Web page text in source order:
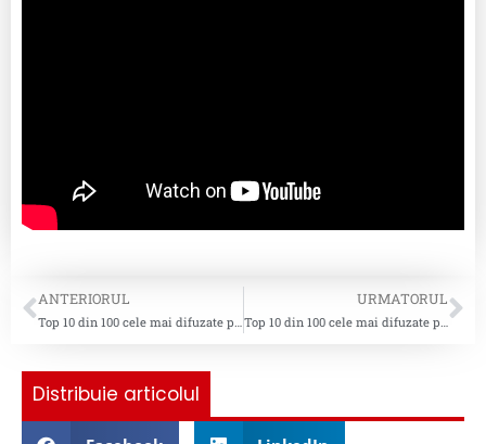
ANTERIORUL URMATORUL
Distribuie articolul